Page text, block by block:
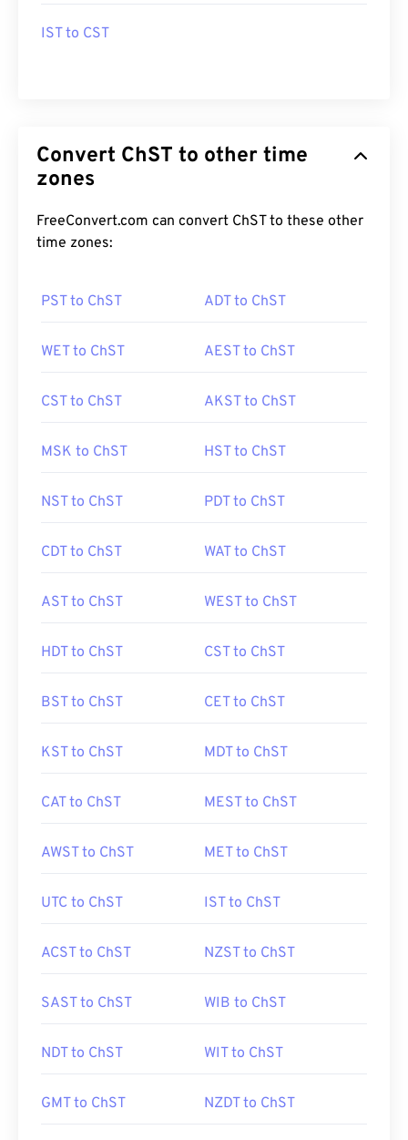
IST to CST
Convert ChST to other time
zones
FreeConvert.com can convert ChST to these other
time zones:
PST to ChST ADT to ChST
WET to ChST AEST to ChST
CST to ChST AKST to ChST
MSK to ChST HST to ChST
NST to ChST PDT to ChST
CDT to ChST WAT to ChST
AST to ChST WEST to ChST
HDT to ChST CST to ChST
BST to ChST CET to ChST
KST to ChST MDT to ChST
CAT to ChST MEST to ChST
AWST to ChST MET to ChST
UTC to ChST IST to ChST
ACST to ChST NZST to ChST
SAST to ChST WIB to ChST
NDT to ChST WIT to ChST
GMT to ChST NZDT to ChST